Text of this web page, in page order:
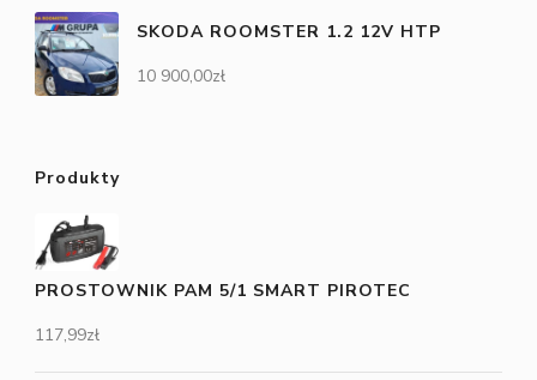
SKODA ROOMSTER 1.2 12V HTP
10 900,00zł
Produkty
PROSTOWNIK PAM 5/1 SMART PIROTEC
117,99zł